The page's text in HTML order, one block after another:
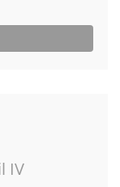
IV